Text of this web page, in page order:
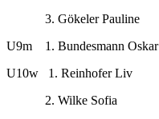
3. Gökeler Pauline
U9m 1. Bundesmann Oskar
U10w 1. Reinhofer Liv
2. Wilke Sofia